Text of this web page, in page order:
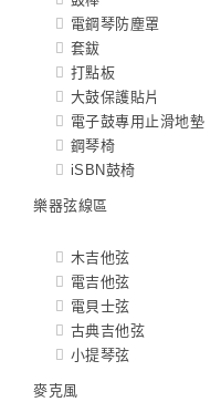
電鋼琴防塵罩
套鈸
打點板
大鼓保護貼片
電子鼓專用止滑地墊
鋼琴椅
iSBN鼓椅
樂器弦線區
木吉他弦
電吉他弦
電貝士弦
古典吉他弦
小提琴弦
麥克風